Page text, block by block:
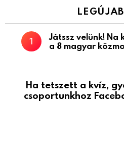
Játssz velünk! Na
a 8 magyar
Ha tetszett a kvíz,
csoportunkhoz